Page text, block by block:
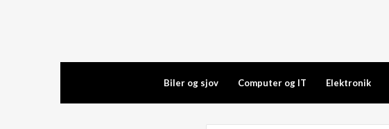
Biler og sjov Computer og IT Elektronik